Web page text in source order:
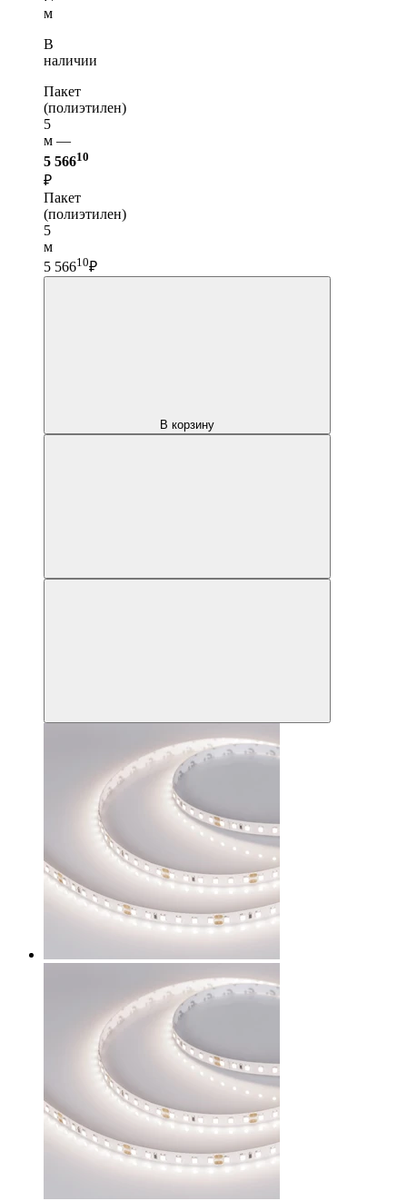
м
В
наличии
Пакет
(полиэтилен)
5
м —
5 56610
₽
Пакет
(полиэтилен)
5
м
5 56610₽
В корзину